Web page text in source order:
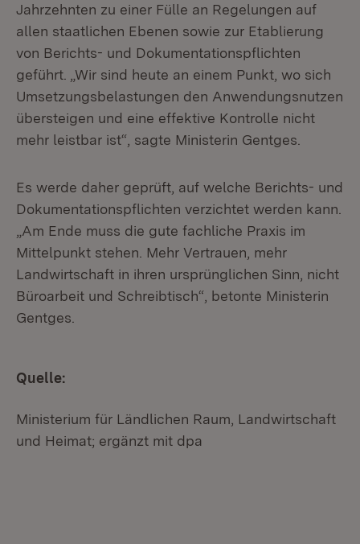
Jahrzehnten zu einer Fülle an Regelungen auf
allen staatlichen Ebenen sowie zur Etablierung
von Berichts- und Dokumentationspflichten
geführt. „Wir sind heute an einem Punkt, wo sich
Umsetzungsbelastungen den Anwendungsnutzen
übersteigen und eine effektive Kontrolle nicht
mehr leistbar ist“, sagte Ministerin Gentges.
Es werde daher geprüft, auf welche Berichts- und
Dokumentationspflichten verzichtet werden kann.
„Am Ende muss die gute fachliche Praxis im
Mittelpunkt stehen. Mehr Vertrauen, mehr
Landwirtschaft in ihren ursprünglichen Sinn, nicht
Büroarbeit und Schreibtisch“, betonte Ministerin
Gentges.
Quelle:
Ministerium für Ländlichen Raum, Landwirtschaft
und Heimat; ergänzt mit dpa